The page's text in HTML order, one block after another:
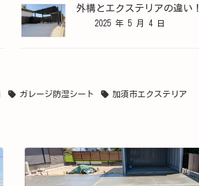
外構とエクステリアの違い！
2025 年 5 月 4 日
ガレージ防湿シート
加須市エクステリア